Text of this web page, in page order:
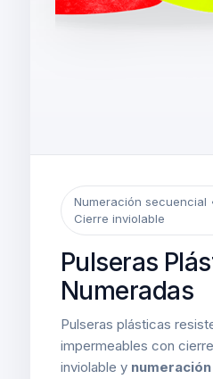
Numeración secuencial
Cierre inviolable
Pulseras
Numeradas
Pulseras plásticas
impermeables con
inviolable y